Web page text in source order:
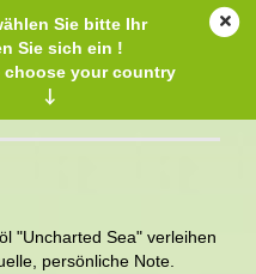
Sie bitte Ihr
Sie sich ein !
choose your country
!
↓
Sea
"Uncharted Sea" verleihen
persönliche Note.